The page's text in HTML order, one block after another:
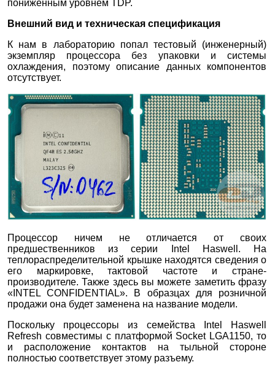
пониженным уровнем TDP.
Внешний вид и техническая спецификация
К нам в лабораторию попал тестовый (инженерный)
экземпляр процессора без упаковки и системы
охлаждения, поэтому описание данных компонентов
отсутствует.
Процессор ничем не отличается от своих
предшественников из серии Intel Haswell. На
теплораспределительной крышке находятся сведения о
его маркировке, тактовой частоте и стране-
производителе. Также здесь вы можете заметить фразу
«INTEL CONFIDENTIAL». В образцах для розничной
продажи она будет заменена на название модели.
Поскольку процессоры из семейства Intel Haswell
Refresh совместимы с платформой Socket LGA1150, то
и расположение контактов на тыльной стороне
полностью соответствует этому разъему.